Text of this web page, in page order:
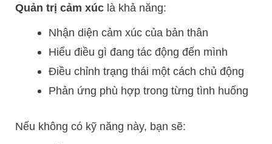
Quản trị cảm xúclà khả năng:
Nhận diện cảm xúc của bản thân
Hiểu điều gì đang tác động đến mình
Điều chỉnh trạng thái một cách chủ động
Phản ứng phù hợp trong từng tình huống
Nếu không có kỹ năng này, bạn sẽ: